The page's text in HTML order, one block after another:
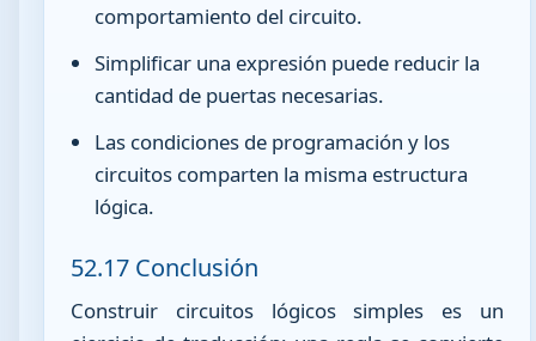
comportamiento del circuito.
Simplificar una expresión puede reducir la
cantidad de puertas necesarias.
Las condiciones de programación y los
circuitos comparten la misma estructura
lógica.
52.17 Conclusión
Construir circuitos lógicos simples es un